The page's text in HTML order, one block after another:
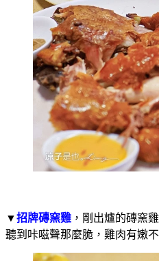
▼招牌磚窯雞 ，剛出爐的磚窯
聽到咔嗞聲那麼脆，雞肉有嫩